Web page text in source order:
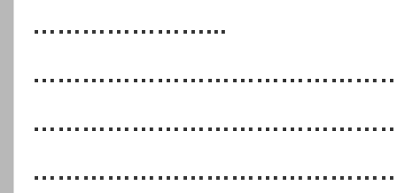
…………………...